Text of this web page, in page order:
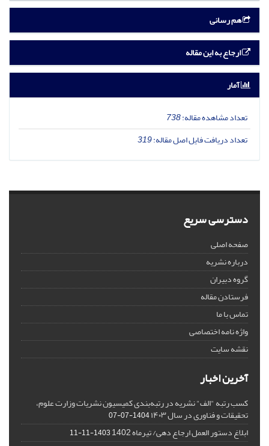
هم رسانی
ارجاع به این مقاله
آمار
تعداد مشاهده مقاله:738
تعداد دریافت فایل اصل مقاله:319
دسترسی سریع
صفحه اصلی
درباره نشریه
گروه دبیران
فرستادن مقاله
تماس با ما
واژه نامه اختصاصی
نقشه سایت
آخرین اخبار
کسب رتبه "الف" نشریه در رتبه‌بندی کمیسیون نشریات وزارت علوم،
تحقیقات و فناوری در سال ۱۴۰۳ 1404-07-07
ابلاغ دستور العمل ارجاع دهی/ تیرماه 1402 1403-11-11